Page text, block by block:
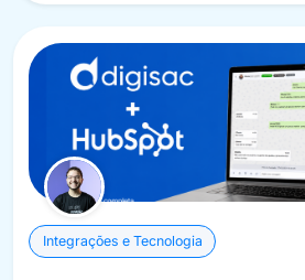
Integrações e Tecnologia